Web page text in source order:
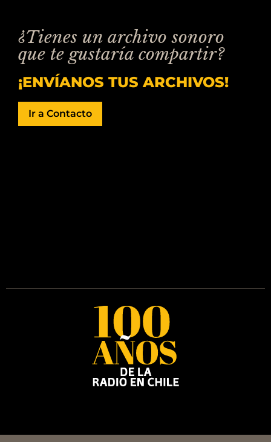
¿Tienes un archivo sonoro
que te gustaría compartir?
¡ENVÍANOS TUS ARCHIVOS!
Ir a Contacto